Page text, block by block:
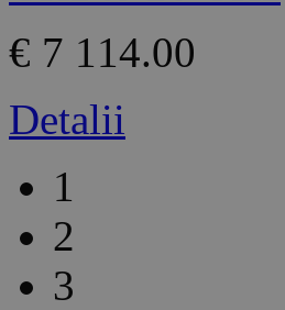
€ 7 114.00
Detalii
1
2
3